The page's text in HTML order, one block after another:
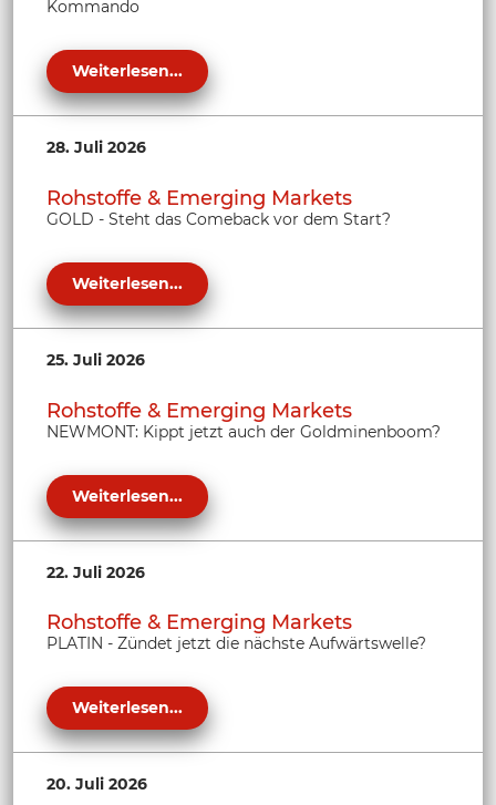
Kommando
Weiterlesen...
28. Juli 2026
Rohstoffe & Emerging Markets
GOLD - Steht das Comeback vor dem Start?
Weiterlesen...
25. Juli 2026
Rohstoffe & Emerging Markets
NEWMONT: Kippt jetzt auch der Goldminenboom?
Weiterlesen...
22. Juli 2026
Rohstoffe & Emerging Markets
PLATIN - Zündet jetzt die nächste Aufwärtswelle?
Weiterlesen...
20. Juli 2026